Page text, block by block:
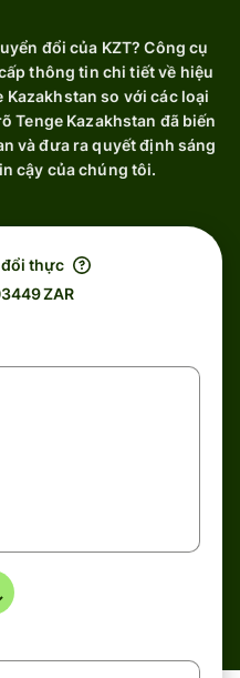
đổi của KZT? Công cụ
thông tin chi tiết về hiệu
so với các loại
Tenge Kazakhstan đã biến
và đưa ra quyết định sáng
cậy của chúng tôi.
đổi thực
ZAR